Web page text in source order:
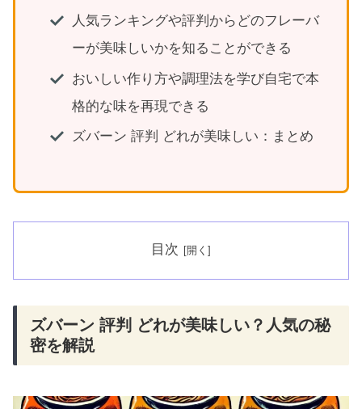
人気ランキングや評判からどのフレーバ
ーが美味しいかを知ることができる
おいしい作り方や調理法を学び自宅で本
格的な味を再現できる
ズバーン 評判 どれが美味しい：まとめ
目次
ズバーン 評判 どれが美味しい？人気の秘
密を解説